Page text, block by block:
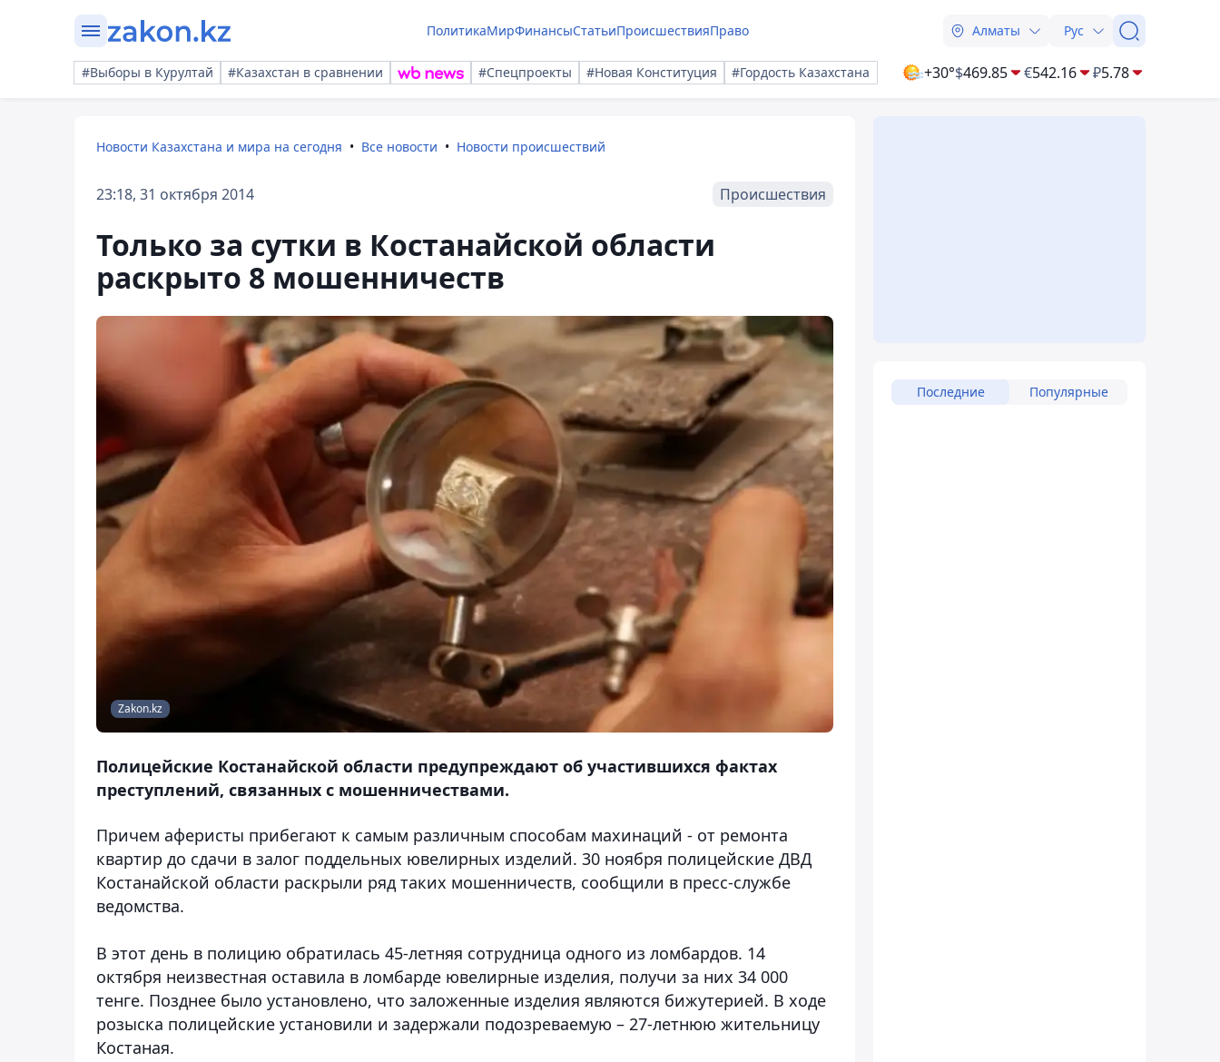
ПолитикаМирФинансыСтатьиПроисшествияПраво Алматы Рус
#Выборы в Курултай #Казахстан в сравнении #Спецпроекты #Новая Конституция #Гордость Казахстана +30°$469.85 €542.16 ₽5.78
Новости Казахстана и мира на сегодня Все новости Новости происшествий
23:18, 31 октября 2014 Происшествия
Только за сутки в Костанайской области
раскрыто 8 мошенничеств
Zakon.kz
Полицейские Костанайской области предупреждают об участившихся фактах
преступлений, связанных с мошенничествами.
Причем аферисты прибегают к самым различным способам махинаций - от ремонта
квартир до сдачи в залог поддельных ювелирных изделий. 30 ноября полицейские ДВД
Костанайской области раскрыли ряд таких мошенничеств, сообщили в пресс-службе
ведомства.
В этот день в полицию обратилась 45-летняя сотрудница одного из ломбардов. 14
октября неизвестная оставила в ломбарде ювелирные изделия, получи за них 34 000
тенге. Позднее было установлено, что заложенные изделия являются бижутерией. В ходе
розыска полицейские установили и задержали подозреваемую – 27-летнюю жительницу
Костаная.
Последние Популярные